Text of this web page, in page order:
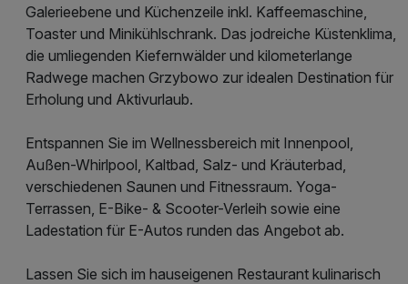
Galerieebene und Küchenzeile inkl. Kaffeemaschine,
Toaster und Minikühlschrank. Das jodreiche Küstenklima,
die umliegenden Kiefernwälder und kilometerlange
Radwege machen Grzybowo zur idealen Destination für
Erholung und Aktivurlaub.
Entspannen Sie im Wellnessbereich mit Innenpool,
Außen-Whirlpool, Kaltbad, Salz- und Kräuterbad,
verschiedenen Saunen und Fitnessraum. Yoga-
Terrassen, E-Bike- & Scooter-Verleih sowie eine
Ladestation für E-Autos runden das Angebot ab.
Lassen Sie sich im hauseigenen Restaurant kulinarisch